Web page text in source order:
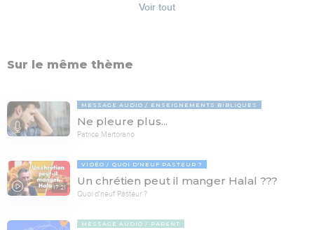
Voir tout
Sur le même thème
MESSAGE AUDIO ENSEIGNEMENTS BIBLIQUES
Ne pleure plus...
Patrice Martorano
17:21
VIDÉO QUOI D'NEUF PASTEUR ?
Un chrétien peut il manger Halal ???
Quoi d'neuf Pasteur ?
MESSAGE AUDIO PARENT